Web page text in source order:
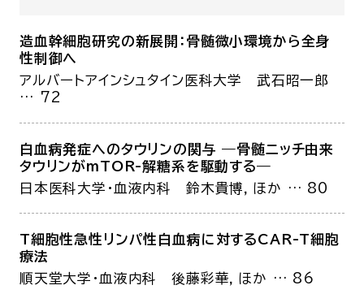
造血幹細胞研究の新展開： 骨髄微小環境から全身
性制御へ
アルバートアインシュタイン医科大学
武石昭一郎
… 72
白血病発症へのタウリンの関与―骨髄ニッチ由来
タウリンがmTOR-解糖系を駆動する―
日本医科大学・血液内科
鈴木貴博，ほか … 80
T細胞性急性リンパ性白血病に対するCAR-T細胞
療法
順天堂大学・血液内科
後藤彩華，ほか … 86